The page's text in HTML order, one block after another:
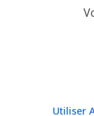
Utiliser